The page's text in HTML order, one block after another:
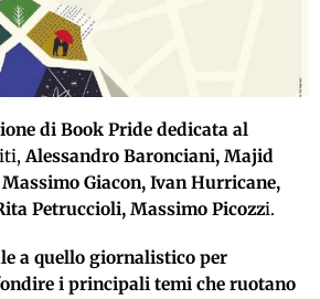
di Book Pride dedicata al
Alessandro Baronciani, Majid
Giacon, Ivan Hurricane,
Petruccioli, Massimo Picozzi.
a quello giornalistico per
i principali temi che ruotano